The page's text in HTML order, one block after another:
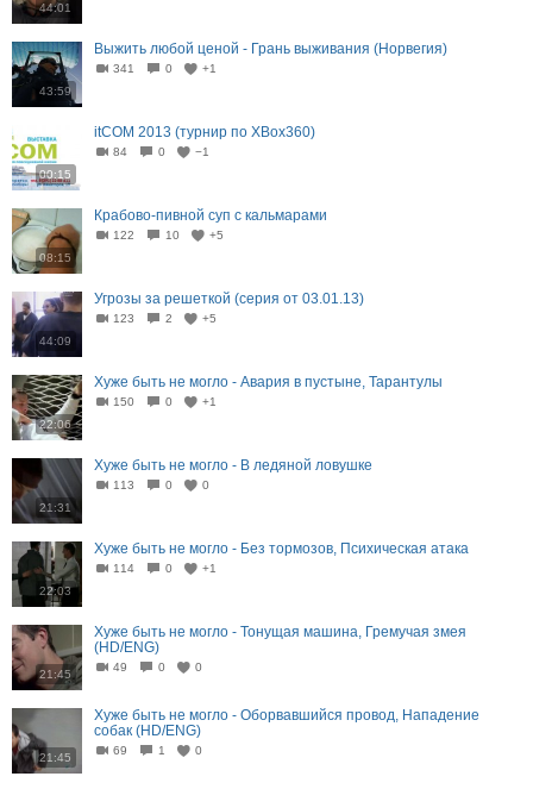
44:01
43:59
Выжить любой ценой - Грань выживания (Норвегия)
341 0 +1
00:15
itCOM 2013 (турнир по XBox360)
84 0 −1
08:15
Крабово-пивной суп с кальмарами
122 10 +5
44:09
Угрозы за решеткой (серия от 03.01.13)
123 2 +5
22:06
Хуже быть не могло - Авария в пустыне, Тарантулы
150 0 +1
21:31
Хуже быть не могло - В ледяной ловушке
113 0 0
22:03
Хуже быть не могло - Без тормозов, Психическая атака
114 0 +1
21:45
Хуже быть не могло - Тонущая машина, Гремучая змея
(HD/ENG)
49 0 0
21:45
Хуже быть не могло - Оборвавшийся провод, Нападение
собак (HD/ENG)
69 1 0